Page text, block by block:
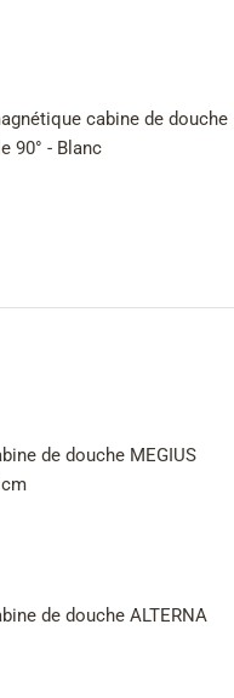
cabine de douche
90° - Blanc
de douche MEGIUS
de douche ALTERNA